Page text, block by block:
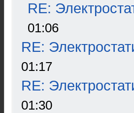
RE:
01:06
RE:
01:17
RE:
01:30